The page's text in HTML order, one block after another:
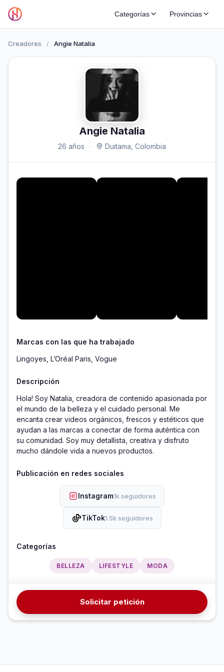
Categorías Provincias
Creadores / Angie Natalia
Angie Natalia
26 años · Duitama, Colombia
Marcas con las que ha trabajado
Lingoyes, L’Oréal Paris, Vogue
Descripción
Hola! Soy Natalia, creadora de contenido apasionada por
el mundo de la belleza y el cuidado personal. Me
encanta crear videos orgánicos, frescos y estéticos que
ayudan a las marcas a conectar de forma auténtica con
su comunidad. Soy muy detallista, creativa y disfruto
mucho dándole vida a nuevos productos.
Publicación en redes sociales
Instagram1k seguidores
TikTok1.5k seguidores
Categorías
BELLEZA LIFESTYLE MODA
Solicitar petición